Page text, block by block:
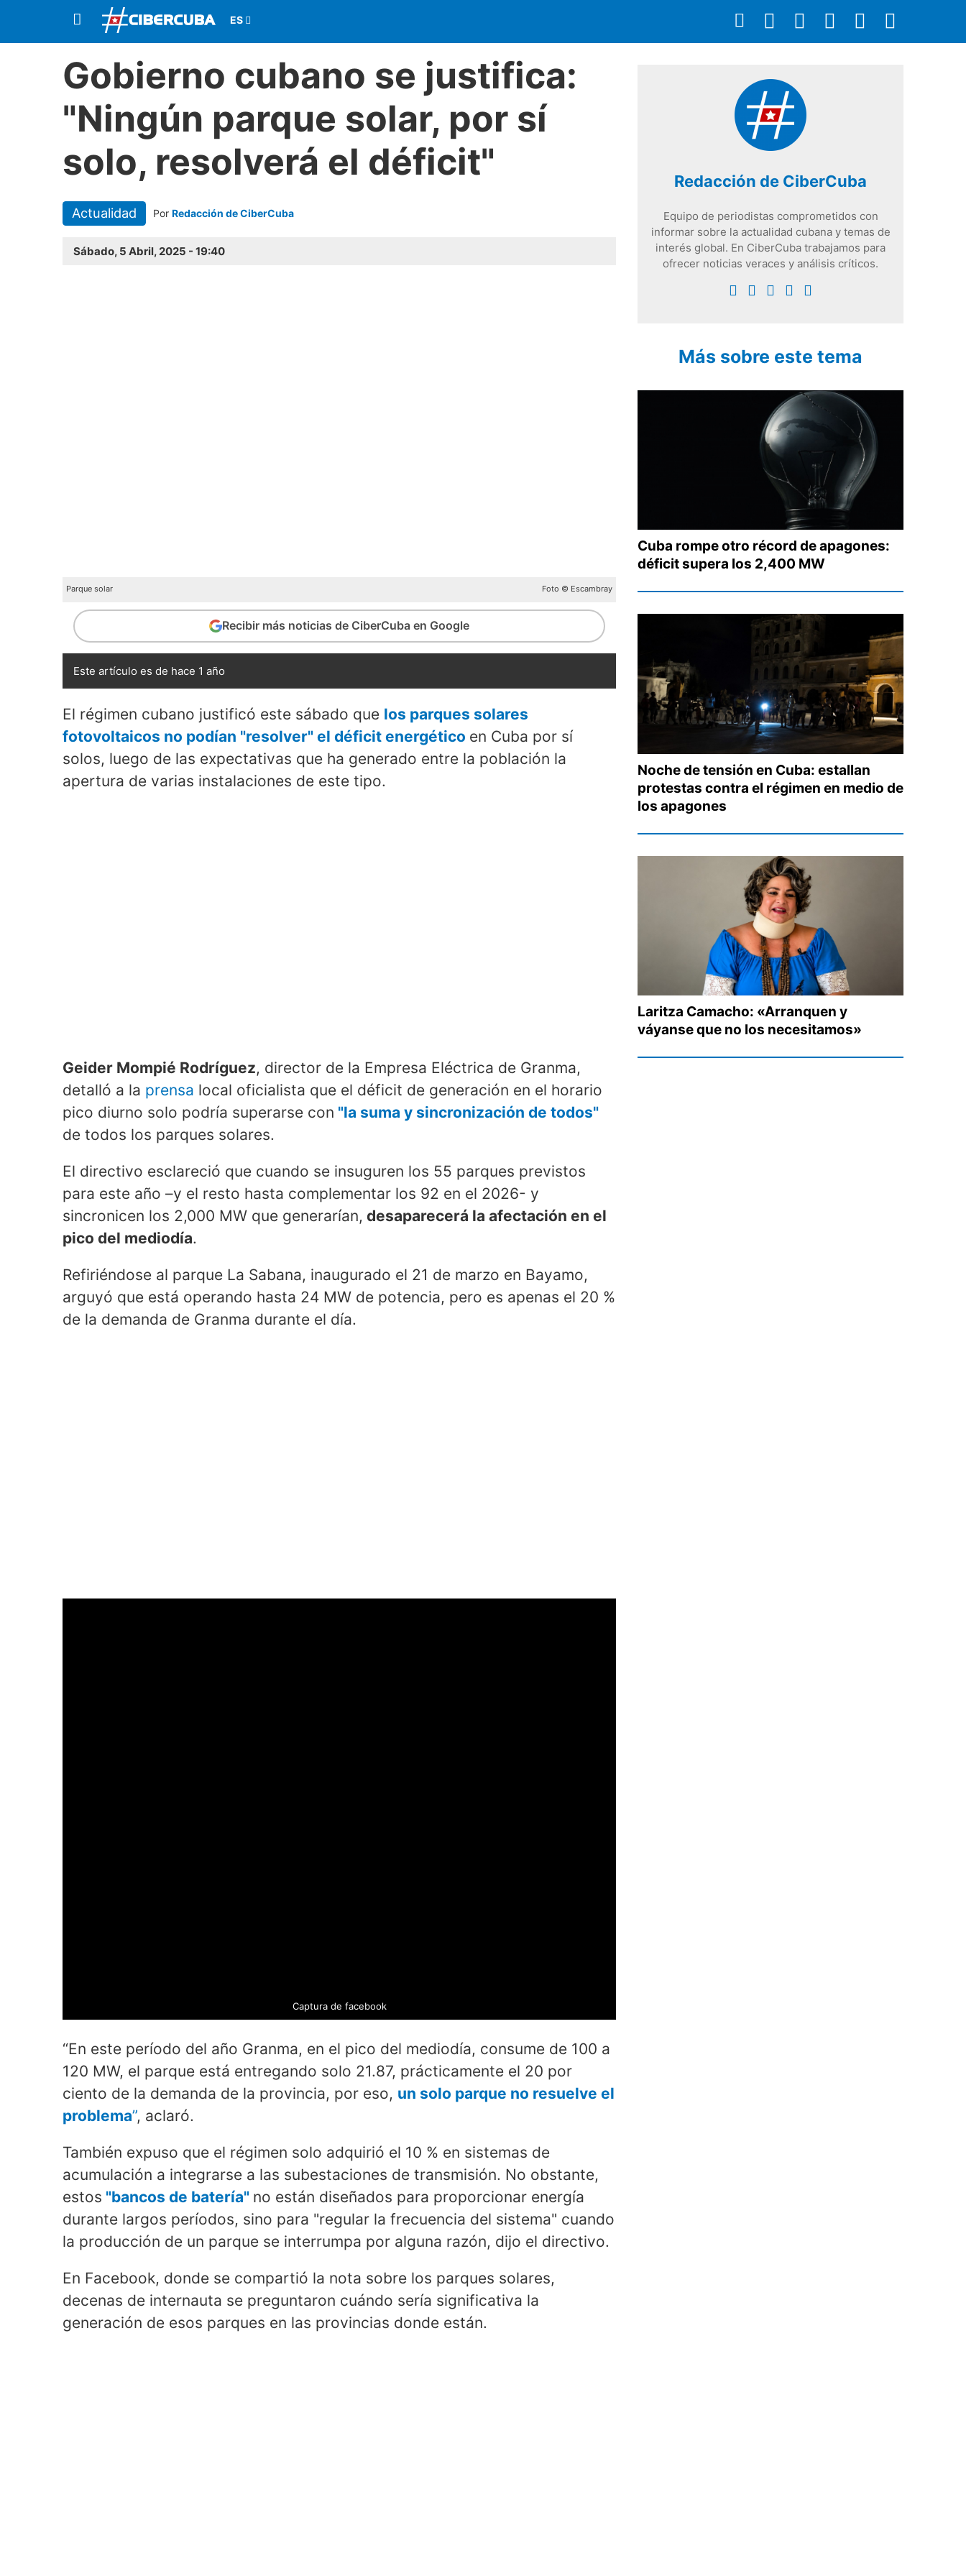
Gobierno cubano se justifica:
"Ningún parque solar, por sí
solo, resolverá el déficit"
Actualidad Por Redacción de CiberCuba
Sábado, 5 Abril, 2025 - 19:40
Parque solar Foto © Escambray
Recibir más noticias de CiberCuba en Google
Este artículo es de hace 1 año
El régimen cubano justificó este sábado que los parques solares
fotovoltaicos no podían "resolver" el déficit energético en Cuba por sí
solos, luego de las expectativas que ha generado entre la población la
apertura de varias instalaciones de este tipo.
Geider Mompié Rodríguez, director de la Empresa Eléctrica de Granma,
detalló a la prensa local oficialista que el déficit de generación en el horario
pico diurno solo podría superarse con "la suma y sincronización de todos"
de todos los parques solares.
El directivo esclareció que cuando se insuguren los 55 parques previstos
para este año –y el resto hasta complementar los 92 en el 2026- y
sincronicen los 2,000 MW que generarían, desaparecerá la afectación en el
pico del mediodía.
Refiriéndose al parque La Sabana, inaugurado el 21 de marzo en Bayamo,
arguyó que está operando hasta 24 MW de potencia, pero es apenas el 20 %
de la demanda de Granma durante el día.
Captura de facebook
“En este período del año Granma, en el pico del mediodía, consume de 100 a
120 MW, el parque está entregando solo 21.87, prácticamente el 20 por
ciento de la demanda de la provincia, por eso, un solo parque no resuelve el
problema”, aclaró.
También expuso que el régimen solo adquirió el 10 % en sistemas de
acumulación a integrarse a las subestaciones de transmisión. No obstante,
estos "bancos de batería" no están diseñados para proporcionar energía
durante largos períodos, sino para "regular la frecuencia del sistema" cuando
la producción de un parque se interrumpa por alguna razón, dijo el directivo.
En Facebook, donde se compartió la nota sobre los parques solares,
decenas de internauta se preguntaron cuándo sería significativa la
generación de esos parques en las provincias donde están.
Redacción de CiberCuba
Equipo de periodistas comprometidos con
informar sobre la actualidad cubana y temas de
interés global. En CiberCuba trabajamos para
ofrecer noticias veraces y análisis críticos.
Más sobre este tema
Cuba rompe otro récord de apagones:
déficit supera los 2,400 MW
Noche de tensión en Cuba: estallan
protestas contra el régimen en medio de
los apagones
Laritza Camacho: «Arranquen y
váyanse que no los necesitamos»